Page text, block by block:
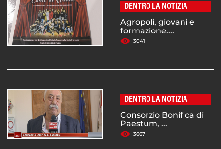
DENTRO LA NOTIZIA
Agropoli, giovani e
formazione:...
3041
DENTRO LA NOTIZIA
Consorzio Bonifica di
Paestum, ...
3667